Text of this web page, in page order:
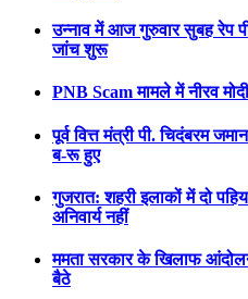
उन्नाव में आज गुरुवार सुबह रेप
जांच शुरू
PNB Scam मामले में नीरव
पूर्व वित्त मंत्री पी. चिदंबरम
ब-रू हुए
गुजरात: शहरी इलाकों में दो
अनिवार्य नहीं
ममता सरकार के खिलाफ
बैठे